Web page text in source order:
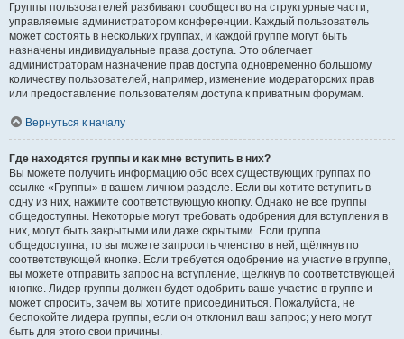
Группы пользователей разбивают сообщество на структурные части,
управляемые администратором конференции. Каждый пользователь
может состоять в нескольких группах, и каждой группе могут быть
назначены индивидуальные права доступа. Это облегчает
администраторам назначение прав доступа одновременно большому
количеству пользователей, например, изменение модераторских прав
или предоставление пользователям доступа к приватным форумам.
Вернуться к началу
Где находятся группы и как мне вступить в них?
Вы можете получить информацию обо всех существующих группах по
ссылке «Группы» в вашем личном разделе. Если вы хотите вступить в
одну из них, нажмите соответствующую кнопку. Однако не все группы
общедоступны. Некоторые могут требовать одобрения для вступления в
них, могут быть закрытыми или даже скрытыми. Если группа
общедоступна, то вы можете запросить членство в ней, щёлкнув по
соответствующей кнопке. Если требуется одобрение на участие в группе,
вы можете отправить запрос на вступление, щёлкнув по соответствующей
кнопке. Лидер группы должен будет одобрить ваше участие в группе и
может спросить, зачем вы хотите присоединиться. Пожалуйста, не
беспокойте лидера группы, если он отклонил ваш запрос; у него могут
быть для этого свои причины.